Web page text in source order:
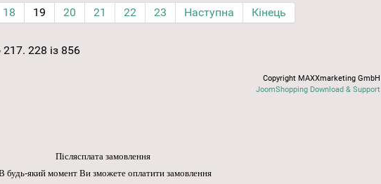
18 19 20 21 22 23 Наступна Кінець
228 із 856
Copyright MAXXmarketing GmbH
JoomShopping Download & Support
Післясплата замовлення
будь-який момент Ви зможете оплатити замовлення